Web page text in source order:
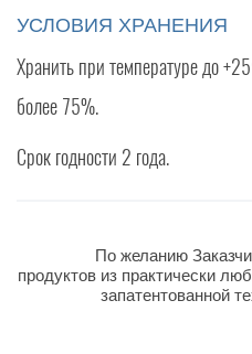
УСЛОВИЯ ХРАНЕНИЯ
Хранить при температуре до
более 75%.
Срок годности 2 года.
По желанию
продуктов из практически
запатентованной